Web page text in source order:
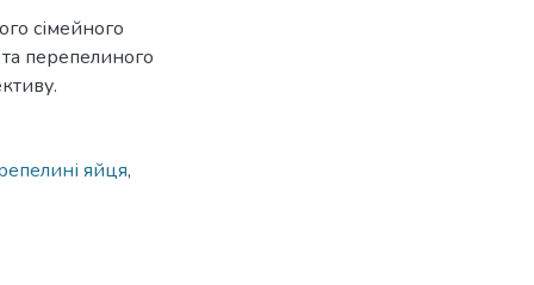
сімейного
перепелиного
яйця,